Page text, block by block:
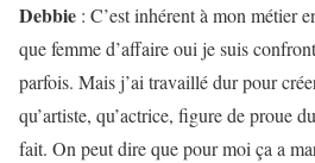
Debbie : C’est inhérent à mon métier
que femme d’affaire oui je suis
parfois. Mais j’ai travaillé dur pour
qu’artiste, qu’actrice, figure de proue
fait. On peut dire que pour moi ça a